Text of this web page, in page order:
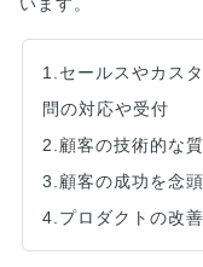
1.セールスやカス
問の対応や受付
2.顧客の技術的な
3.顧客の成功を念
4.プロダクトの改